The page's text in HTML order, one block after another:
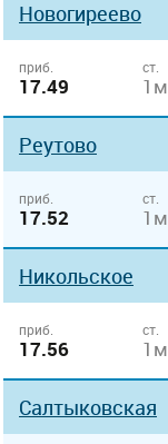
Новогиреево
приб.
17.49
ст.
1м
Реутово
приб.
17.52
ст.
1м
Никольское
приб.
17.56
ст.
1м
Салтыковская